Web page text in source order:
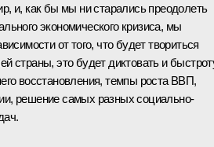
и, как бы мы ни старались преодолеть
экономического кризиса, мы
от того, что будет твориться
страны, это будет диктовать и
восстановления, темпы роста ВВП,
решение самых разных социально-